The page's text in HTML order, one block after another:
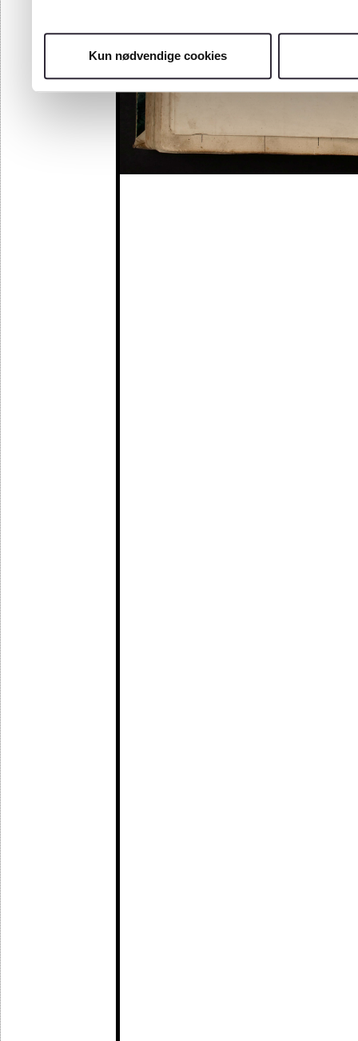
Kun nødvendige cookies